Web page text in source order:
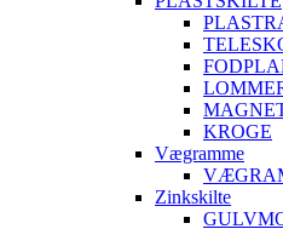
KROGE
Vægramme
Zinkskilte